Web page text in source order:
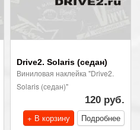
Drive2. Solaris (седан)
Виниловая наклейка "Drive2.
Solaris (седан)"
120 руб.
+ В корзину
Подробнее